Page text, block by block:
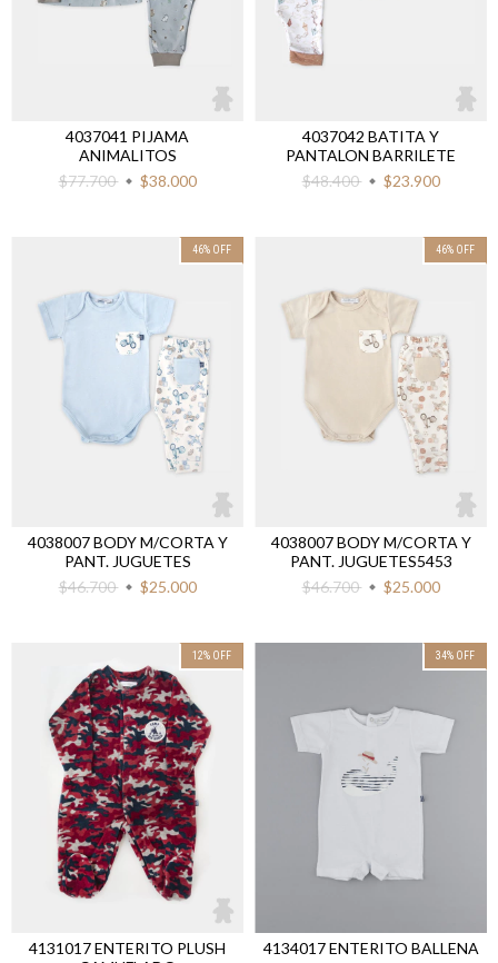
4037041 PIJAMA
ANIMALITOS
$77.700
$38.000
4037042 BATITA Y
PANTALON BARRILETE
$48.400
$23.900
46% OFF
4038007 BODY M/CORTA Y
PANT. JUGUETES
$46.700
$25.000
46% OFF
4038007 BODY M/CORTA Y
PANT. JUGUETES5453
$46.700
$25.000
12% OFF
4131017 ENTERITO PLUSH
34% OFF
4134017 ENTERITO BALLENA